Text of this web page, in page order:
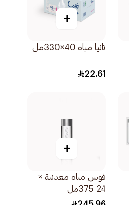
+
تانيا مياه 40×330مل
22.61
+
فوس مياه معدنية ×
24 375مل